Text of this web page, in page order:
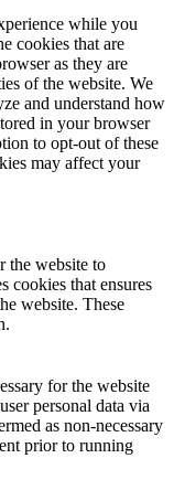
while you
cookies that are
as they are
of the website. We
and understand how
in your browser
to opt-out of these
may affect your
the website to
cookies that ensures
website. These
for the website
personal data via
as non-necessary
prior to running